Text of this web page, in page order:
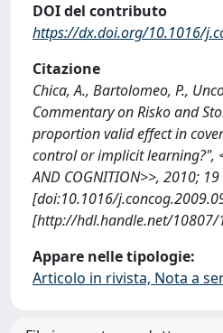
DOI del contributo
https://dx.doi.org/10.1016/
Citazione
Chica, A., Bartolomeo, P.,
Commentary on Risko and
proportion valid effect in
control or implicit learning?",
AND COGNITION>>, 2010;
[doi:10.1016/
[http://hdl.handle.net/10807/
Appare nelle tipologie:
Articolo in rivista, Nota a